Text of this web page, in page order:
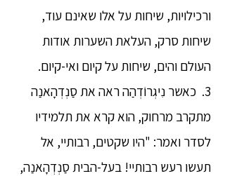
ורכילויות, שיחות על אלו שאינם עוד,
שיחות סרק, העלאת השערות אודות
העולם והים, שיחות על קיום ואי-קיום.
3. כאשר נִיגְרוֹדְהַה ראה את סַנְדְהָאנַה
מתקרב מרחוק, הוא קרא את תלמידיו
לסדר ואמר: "היו שקטים, רבותיי, אל
תעשו רעש רבותיי! בעל-הבית סַנְדְהָאנַה,